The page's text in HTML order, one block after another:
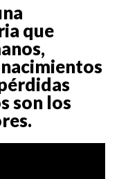
que
son los